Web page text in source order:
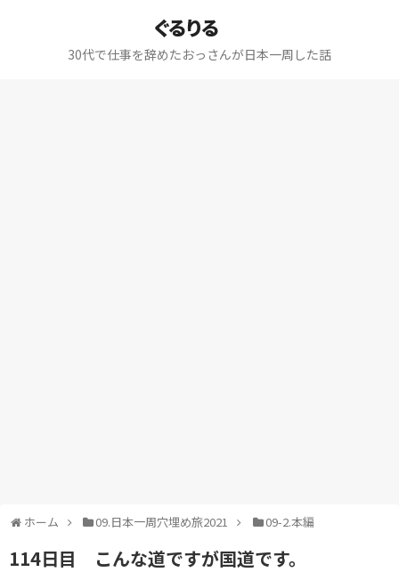
ぐるりる
30代で仕事を辞めたおっさんが日本一周した話
ホーム 09.日本一周穴埋め旅2021 09-2.本編
114日目 こんな道ですが国道です。